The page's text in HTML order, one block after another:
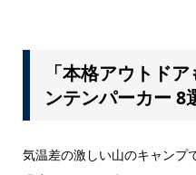
「本格アウトド
ンテンパーカー 8
気温差の激しい山のキャンプ